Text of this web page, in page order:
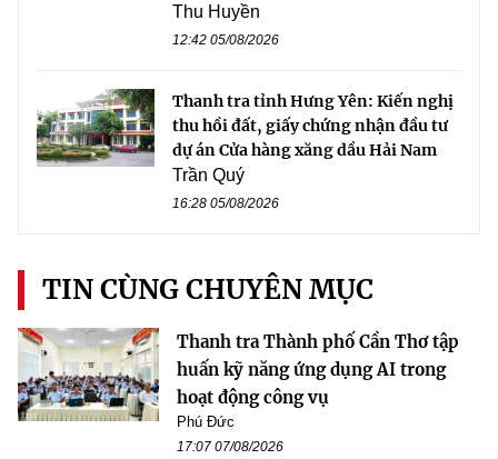
Thu Huyền
12:42 05/08/2026
Thanh tra tỉnh Hưng Yên: Kiến nghị
thu hồi đất, giấy chứng nhận đầu tư
dự án Cửa hàng xăng dầu Hải Nam
Trần Quý
16:28 05/08/2026
TIN CÙNG CHUYÊN MỤC
Thanh tra Thành phố Cần Thơ tập
huấn kỹ năng ứng dụng AI trong
hoạt động công vụ
Phú Đức
17:07 07/08/2026